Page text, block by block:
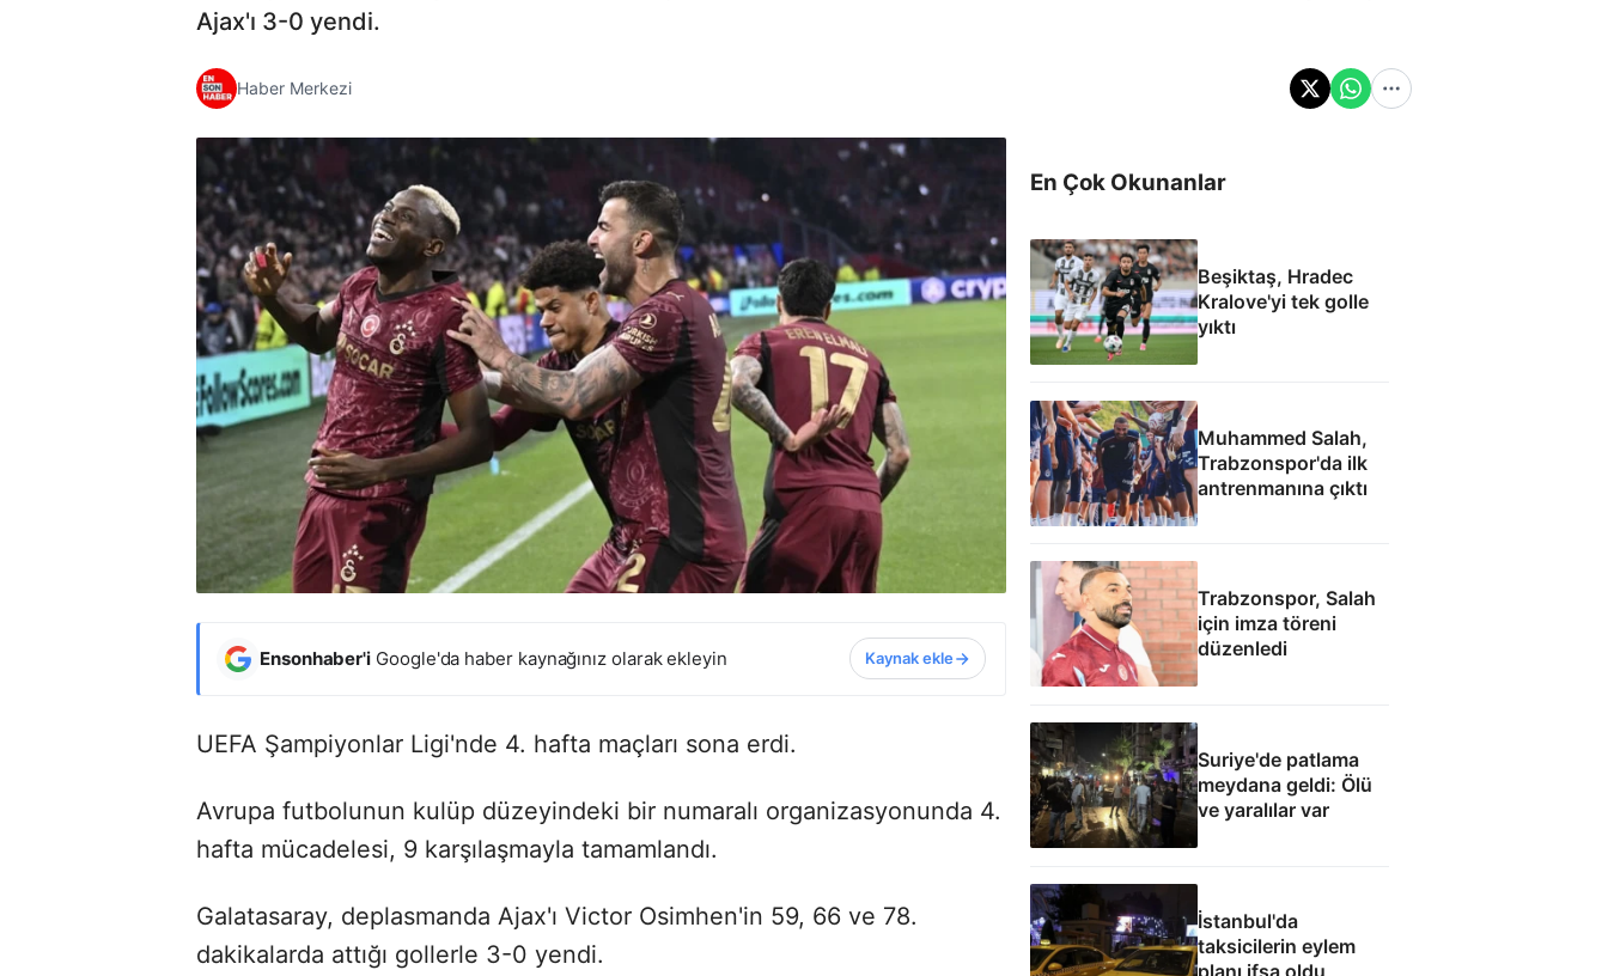
Ajax'ı 3-0 yendi.
Haber Merkezi
Ensonhaber'i Google'da haber kaynağınız olarak ekleyin Kaynak ekle
UEFA Şampiyonlar Ligi'nde 4. hafta maçları sona erdi.
Avrupa futbolunun kulüp düzeyindeki bir numaralı organizasyonunda 4.
hafta mücadelesi, 9 karşılaşmayla tamamlandı.
Galatasaray, deplasmanda Ajax'ı Victor Osimhen'in 59, 66 ve 78.
dakikalarda attığı gollerle 3-0 yendi.
En Çok Okunanlar
Beşiktaş, Hradec
Kralove'yi tek golle
yıktı
Muhammed Salah,
Trabzonspor'da ilk
antrenmanına çıktı
Trabzonspor, Salah
için imza töreni
düzenledi
Suriye'de patlama
meydana geldi: Ölü
ve yaralılar var
İstanbul'da
taksicilerin eylem